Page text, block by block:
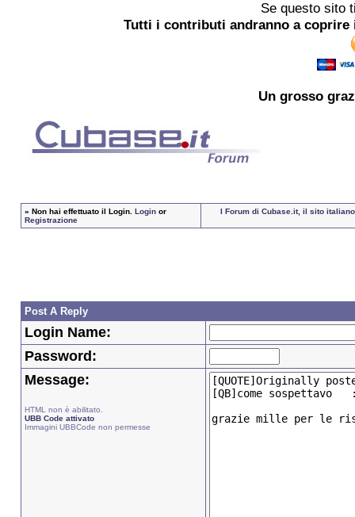
Se questo sito
Tutti i contributi andranno a
Un grosso
» Non hai effettuato il Login. Loginor
Registrazione
I Forum di Cubase.it, il sito
Post A Reply
Login Name:
Password:
Message:
HTML non è abilitato.
UBB Code attivato
Immagini UBBCode non permesse